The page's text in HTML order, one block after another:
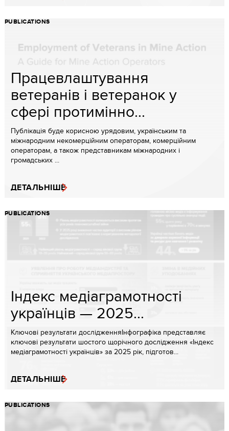
PUBLICATIONS
Працевлаштування
ветеранів і ветеранок у
сфері протимінно...
Публікація буде корисною урядовим, українським та
міжнародним некомерційним операторам, комерційним
операторам, а також представникам міжнародних і
громадських ...
ДЕТАЛЬНІШЕ
PUBLICATIONS
Індекс медіаграмотності
українців — 2025...
Ключові результати дослідженняІнфографіка представляє
ключові результати шостого щорічного дослідження «Індекс
медіаграмотності українців» за 2025 рік, підготов...
ДЕТАЛЬНІШЕ
PUBLICATIONS